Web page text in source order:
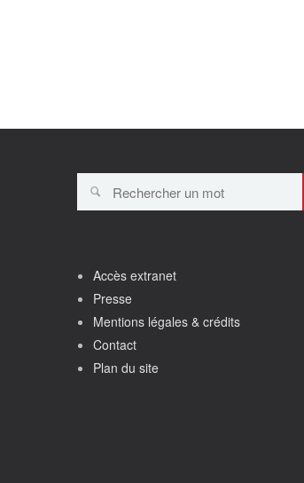
Accès extranet
Presse
Mentions légales & crédits
Contact
Plan du site